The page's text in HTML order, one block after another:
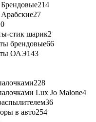
214
27
стик шарик2
брендовые66
ОАЭ143
228
Lux Jo Malone4
36
в авто254